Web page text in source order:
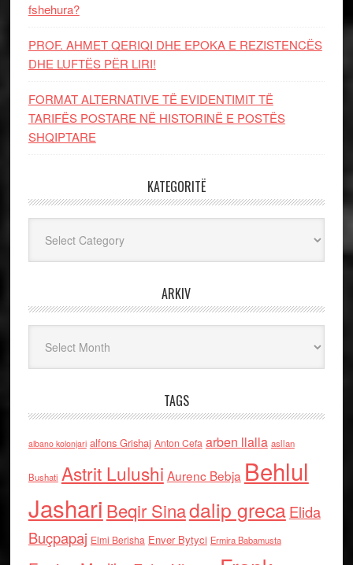
fshehura?
PROF. AHMET QERIQI DHE EPOKA E REZISTENCЁS
DHE LUFTЁS PЁR LIRI!
FORMAT ALTERNATIVE TË EVIDENTIMIT TË
TARIFËS POSTARE NË HISTORINË E POSTËS
SHQIPTARE
KATEGORITË
ARKIV
TAGS
albano kolonjari alfons Grishaj Anton Cefa arben llalla asllan
Bushati Astrit Lulushi Aurenc Bebja Behlul
Jashari Beqir Sinadalip grecaElida
Buçpapaj Elmi Berisha Enver Bytyci Ermira Babamusta